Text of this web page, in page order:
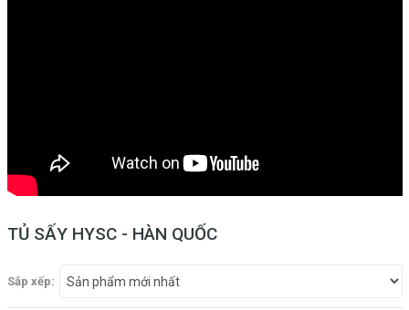
TỦ SẤY HYSC - HÀN QUỐC
Sắp xếp: